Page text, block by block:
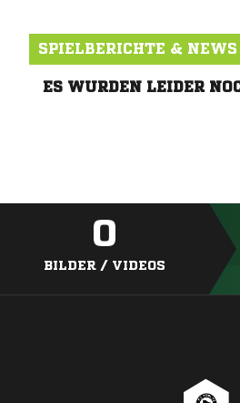
SPIELBERICHTE & NEWS
ES WURDEN LEIDER
0
BILDER / VIDEOS